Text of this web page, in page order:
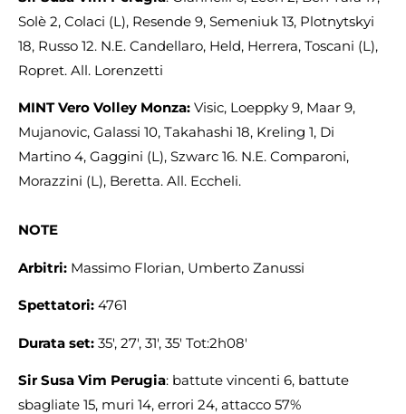
Solè 2, Colaci (L), Resende 9, Semeniuk 13, Plotnytskyi
18, Russo 12. N.E. Candellaro, Held, Herrera, Toscani (L),
Ropret. All. Lorenzetti
MINT Vero Volley Monza: Visic, Loeppky 9, Maar 9,
Mujanovic, Galassi 10, Takahashi 18, Kreling 1, Di
Martino 4, Gaggini (L), Szwarc 16. N.E. Comparoni,
Morazzini (L), Beretta. All. Eccheli.
NOTE
Arbitri: Massimo Florian, Umberto Zanussi
Spettatori: 4761
Durata set: 35′, 27′, 31′, 35′ Tot:2h08′
Sir Susa Vim Perugia: battute vincenti 6, battute
sbagliate 15, muri 14, errori 24, attacco 57%